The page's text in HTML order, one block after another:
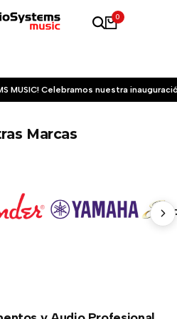
0
MUSIC! Celebramos nuestra
Marcas